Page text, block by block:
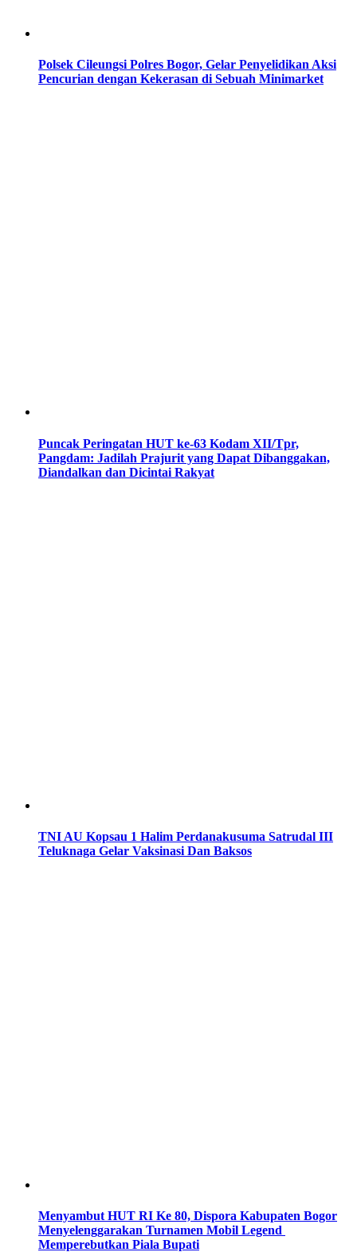
Polsek Cileungsi Polres Bogor, Gelar Penyelidikan Aksi
Pencurian dengan Kekerasan di Sebuah Minimarket
Puncak Peringatan HUT ke-63 Kodam XII/Tpr,
Pangdam: Jadilah Prajurit yang Dapat Dibanggakan,
Diandalkan dan Dicintai Rakyat
TNI AU Kopsau 1 Halim Perdanakusuma Satrudal III
Teluknaga Gelar Vaksinasi Dan Baksos
Menyambut HUT RI Ke 80, Dispora Kabupaten Bogor
Menyelenggarakan Turnamen Mobil Legend
Memperebutkan Piala Bupati